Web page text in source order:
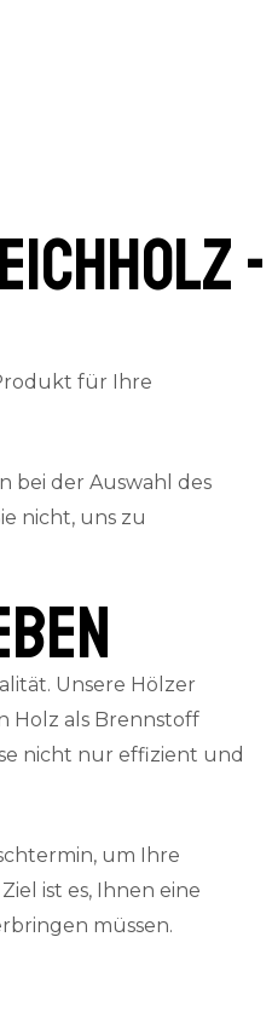
-
für Ihre
bei der Auswahl des
nicht, uns zu
Unsere Hölzer
Holz als Brennstoff
nicht nur effizient und
um Ihre
ist es, Ihnen eine
müssen.